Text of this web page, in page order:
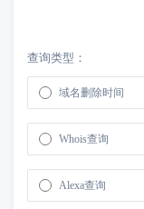
查询类型：
域名删除时间
Whois查询
Alexa查询